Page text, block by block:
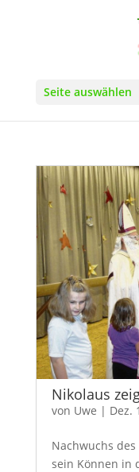
Seite auswählen
Nikolaus
von Uwe | Dez.
Nachwuchs
sein Können in